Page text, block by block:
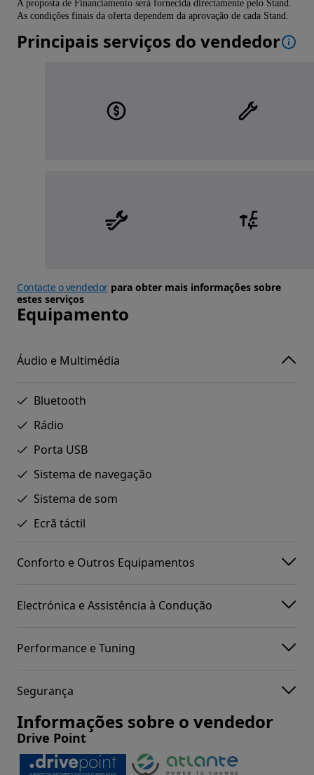
A proposta de Financiamento será fornecida directamente pelo Stand.
As condições finais da oferta dependem da aprovação de cada Stand.
Principais serviços do vendedor
Contacte o vendedorpara obter mais informações sobre
estes serviços
Equipamento
Áudio e Multimédia
Bluetooth
Rádio
Porta USB
Sistema de navegação
Sistema de som
Ecrã táctil
Conforto e Outros Equipamentos
Electrónica e Assistência à Condução
Performance e Tuning
Segurança
Informações sobre o vendedor
Drive Point